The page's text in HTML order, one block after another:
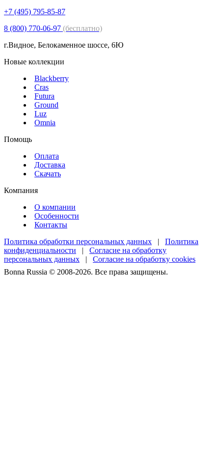
+7 (495) 795-85-87
8 (800) 770-06-97 (бесплатно)
г.Видное, Белокаменное шоссе, 6Ю
Новые коллекции
Blackberry
Cras
Futura
Ground
Luz
Omnia
Помощь
Оплата
Доставка
Скачать
Компания
О компании
Особенности
Контакты
Политика обработки персональных данных | Политика
конфиденциальности | Согласие на обработку
персональных данных | Согласие на обработку cookies
Bonna Russia © 2008-2026. Все права защищены.